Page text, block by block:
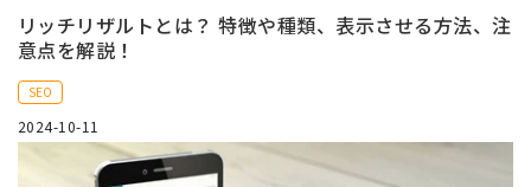
リッチリザルトとは？ 特徴や種類、表示させる方法、注
意点を解説！
SEO
2024-10-11